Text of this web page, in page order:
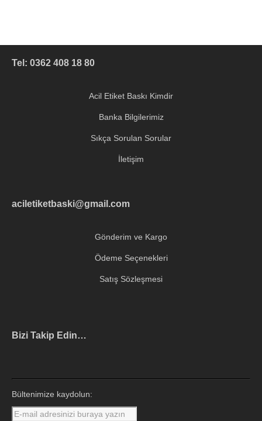
Tel: 0362 408 18 80
Acil Etiket Baskı Kimdir
Banka Bilgilerimiz
Sıkça Sorulan Sorular
İletişim
aciletiketbaski@gmail.com
Gönderim ve Kargo
Ödeme Seçenekleri
Satış Sözleşmesi
Bizi Takip Edin…
Bültenimize kaydolun: